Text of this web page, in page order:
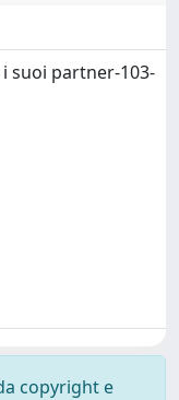
i suoi partner-103-
copyright e